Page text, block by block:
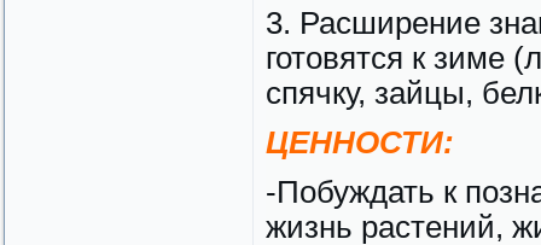
3. Расширение
готовятся к зиме
спячку, зайцы,
ЦЕННОСТИ:
-Побуждать к
жизнь растений,